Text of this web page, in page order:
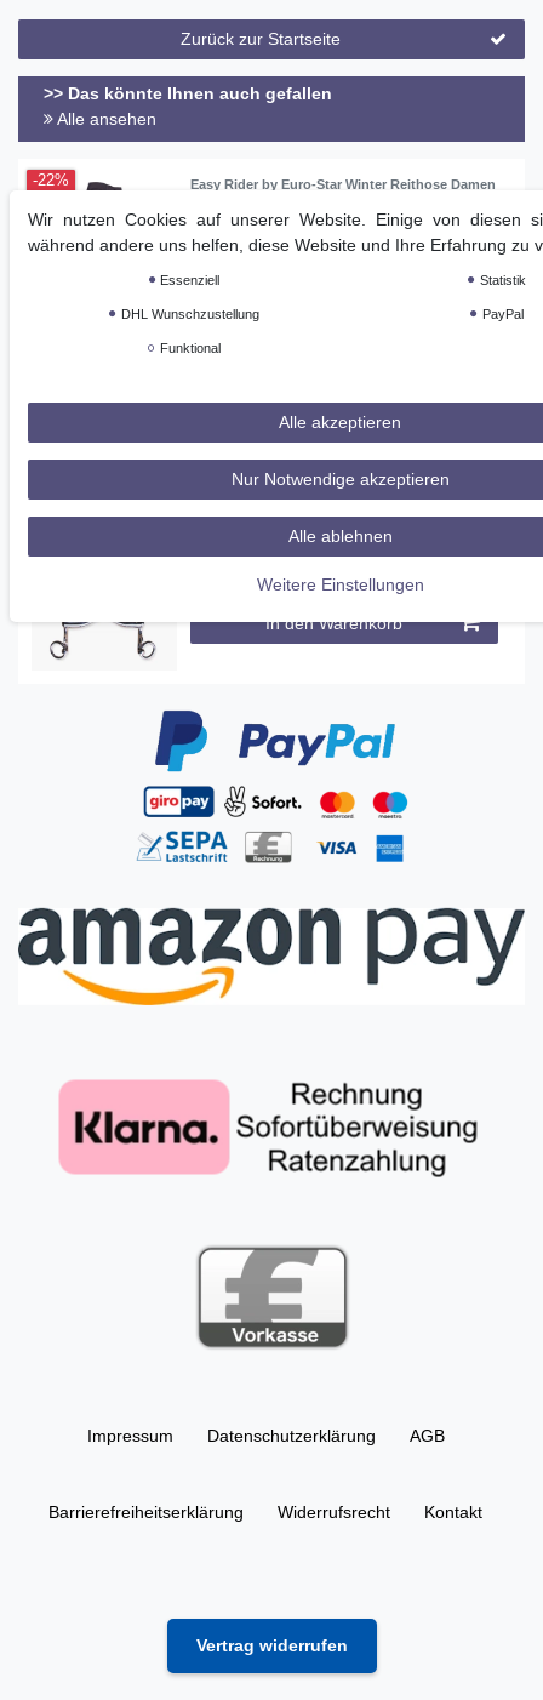
Zurück zur Startseite
>> Das könnte Ihnen auch gefallen
Alle ansehen
-22%
Easy Rider by Euro-Star Winter Reithose Damen
UVP 129,95 € 101,04 € *
Sichere Bezahlung (integrierter Käuferschutz)
Kompetente Beratung (Mo - Sa)
>> Zuletzt angesehene Artikel
Metalab Dressurkandare, 16mm, 50mm Anzüge
UVP 47,95 € 38,97 € *
In den Warenkorb
Impressum Daten­schutz­erklärung AGB
Barrierefreiheitserklärung Widerrufs­recht Kontakt
Vertrag widerrufen
Wir nutzen Cookies auf unserer Website. Einige von diesen
während andere uns helfen, diese Website und Ihre Erfahrung zu
Essenziell Statistik
DHL Wunschzustellung PayPal
Funktional
Alle akzeptieren
Nur Notwendige akzeptieren
Alle ablehnen
Weitere Einstellungen